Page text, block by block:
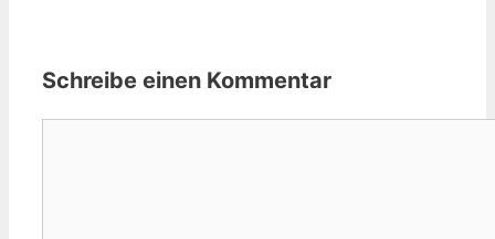
Schreibe einen Kommentar